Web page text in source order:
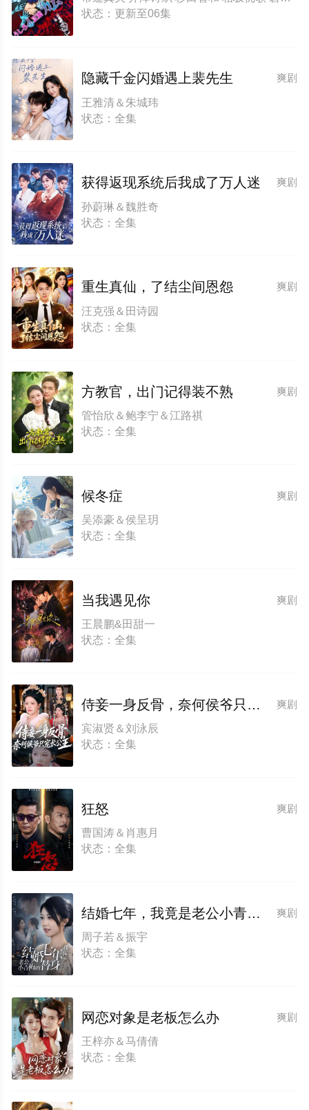
状态：更新至06集
爽剧
隐藏千金闪婚遇上裴先生
王雅清＆朱城玮
状态：全集
爽剧
获得返现系统后我成了万人迷
孙蔚琳＆魏胜奇
状态：全集
爽剧
重生真仙，了结尘间恩怨
汪克强＆田诗园
状态：全集
爽剧
方教官，出门记得装不熟
管怡欣＆鲍李宁＆江路祺
状态：全集
爽剧
候冬症
吴添豪＆侯呈玥
状态：全集
爽剧
当我遇见你
王晨鹏&田甜一
状态：全集
爽剧
侍妾一身反骨，奈何侯爷只宠长公主
宾淑贤＆刘泳辰
状态：全集
爽剧
狂怒
曹国涛＆肖惠月
状态：全集
爽剧
结婚七年，我竟是老公小青梅的替身
周子若＆振宇
状态：全集
爽剧
网恋对象是老板怎么办
王梓亦＆马倩倩
状态：全集